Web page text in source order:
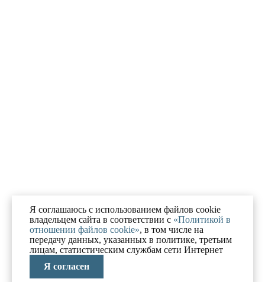
Я соглашаюсь с использованием файлов cookie
владельцем сайта в соответствии с «Политикой в
отношении файлов cookie», в том числе на
передачу данных, указанных в политике, третьим
лицам, статистическим службам сети Интернет
Я согласен